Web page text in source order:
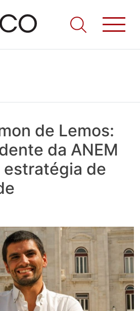
os Médicos. Onde as notícias
o que se passa na Saúde!
de Lemos:
da ANEM
estratégia de